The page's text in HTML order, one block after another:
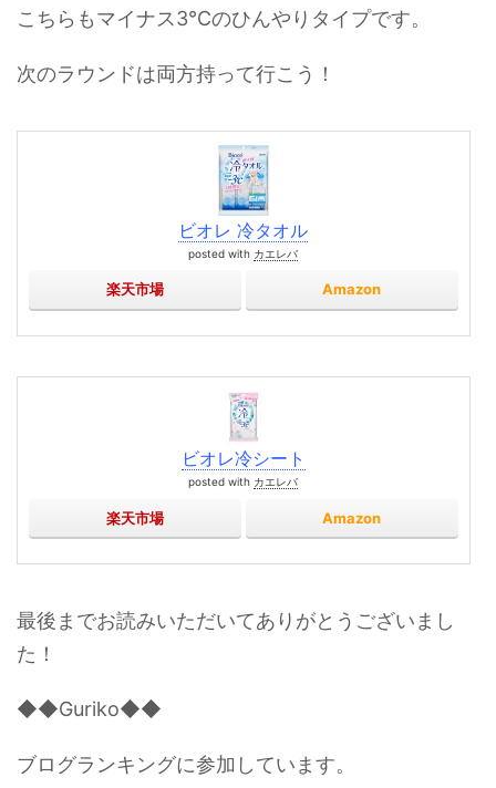
こちらもマイナス3℃のひんやりタイプです。
次のラウンドは両方持って行こう！
ビオレ 冷タオル
posted with カエレバ
楽天市場 Amazon
ビオレ冷シート
posted with カエレバ
楽天市場 Amazon
最後までお読みいただいてありがとうございまし
た！
◆◆Guriko◆◆
ブログランキングに参加しています。